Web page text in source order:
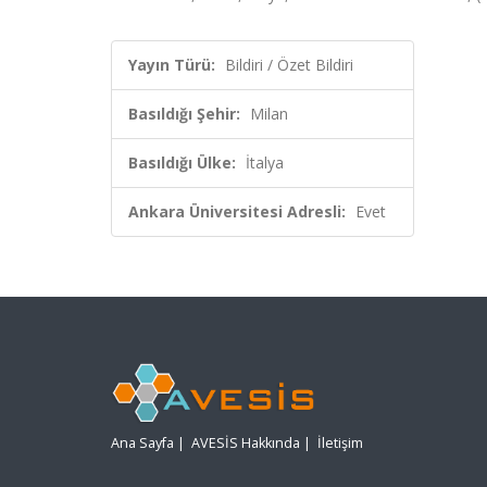
Yayın Türü: Bildiri / Özet Bildiri
Basıldığı Şehir: Milan
Basıldığı Ülke: İtalya
Ankara Üniversitesi Adresli: Evet
Ana Sayfa | AVESİS Hakkında | İletişim